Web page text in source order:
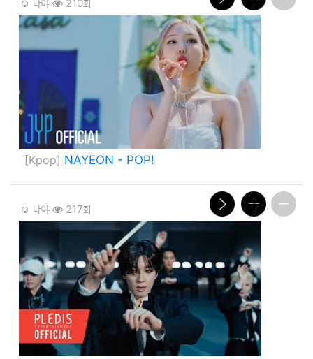
☺️ 나야 210회
[Kpop] NAYEON - POP!
☺️ 나야 217회